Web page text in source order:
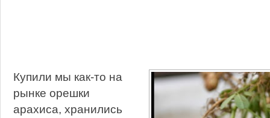
Купили мы как-то на
рынке орешки
арахиса, хранились